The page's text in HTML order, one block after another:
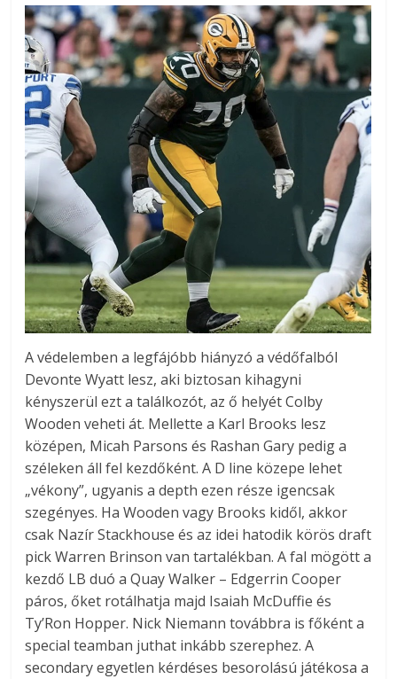
A védelemben a legfájóbb hiányzó a védőfalból
Devonte Wyatt lesz, aki biztosan kihagyni
kényszerül ezt a találkozót, az ő helyét Colby
Wooden veheti át. Mellette a Karl Brooks lesz
középen, Micah Parsons és Rashan Gary pedig a
széleken áll fel kezdőként. A D line közepe lehet
„vékony”, ugyanis a depth ezen része igencsak
szegényes. Ha Wooden vagy Brooks kidől, akkor
csak Nazír Stackhouse és az idei hatodik körös draft
pick Warren Brinson van tartalékban. A fal mögött a
kezdő LB duó a Quay Walker – Edgerrin Cooper
páros, őket rotálhatja majd Isaiah McDuffie és
Ty’Ron Hopper. Nick Niemann továbbra is főként a
special teamban juthat inkább szerephez. A
secondary egyetlen kérdéses besorolású játékosa a